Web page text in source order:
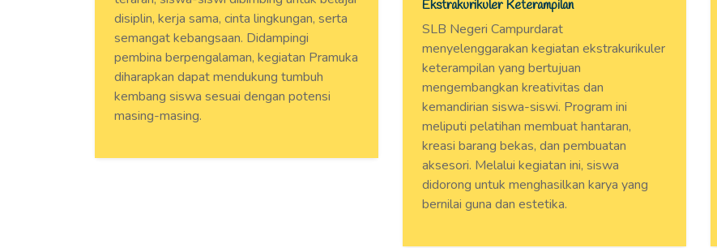
disiplin, kerja sama, cinta lingkungan, serta
semangat kebangsaan. Didampingi
pembina berpengalaman, kegiatan Pramuka
diharapkan dapat mendukung tumbuh
kembang siswa sesuai dengan potensi
masing-masing.
Ekstrakurikuler Keterampilan
SLB Negeri Campurdarat
menyelenggarakan kegiatan ekstrakurikuler
keterampilan yang bertujuan
mengembangkan kreativitas dan
kemandirian siswa-siswi. Program ini
meliputi pelatihan membuat hantaran,
kreasi barang bekas, dan pembuatan
aksesori. Melalui kegiatan ini, siswa
didorong untuk menghasilkan karya yang
bernilai guna dan estetika.